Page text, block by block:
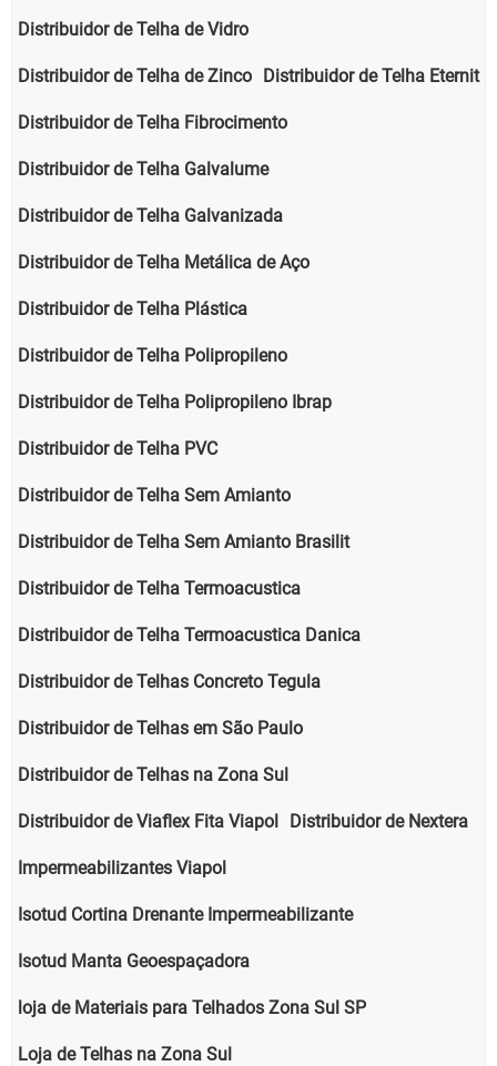
Distribuidor de Telha de Vidro
Distribuidor de Telha de Zinco Distribuidor de Telha Eternit
Distribuidor de Telha Fibrocimento
Distribuidor de Telha Galvalume
Distribuidor de Telha Galvanizada
Distribuidor de Telha Metálica de Aço
Distribuidor de Telha Plástica
Distribuidor de Telha Polipropileno
Distribuidor de Telha Polipropileno Ibrap
Distribuidor de Telha PVC
Distribuidor de Telha Sem Amianto
Distribuidor de Telha Sem Amianto Brasilit
Distribuidor de Telha Termoacustica
Distribuidor de Telha Termoacustica Danica
Distribuidor de Telhas Concreto Tegula
Distribuidor de Telhas em São Paulo
Distribuidor de Telhas na Zona Sul
Distribuidor de Viaflex Fita Viapol Distribuidor de Nextera
Impermeabilizantes Viapol
Isotud Cortina Drenante Impermeabilizante
Isotud Manta Geoespaçadora
loja de Materiais para Telhados Zona Sul SP
Loja de Telhas na Zona Sul